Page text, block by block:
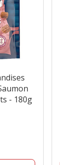
- 180g